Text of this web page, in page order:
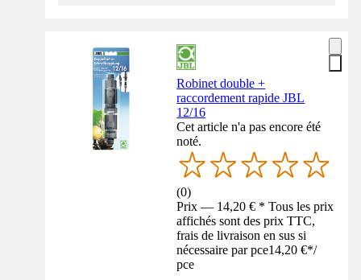
Robinet double +
raccordement rapide JBL
12/16
Cet article n'a pas encore été
noté.
(0)
Prix — 14,20 € * Tous les prix
affichés sont des prix TTC,
frais de livraison en sus si
nécessaire par pce14,20 €*/
pce